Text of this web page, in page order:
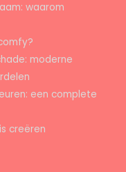
waarom
moderne
een complete
creëren